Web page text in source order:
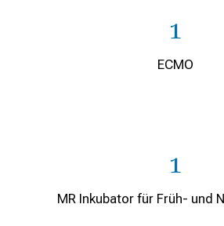
1
ECMO
1
MR Inkubator für Früh- und